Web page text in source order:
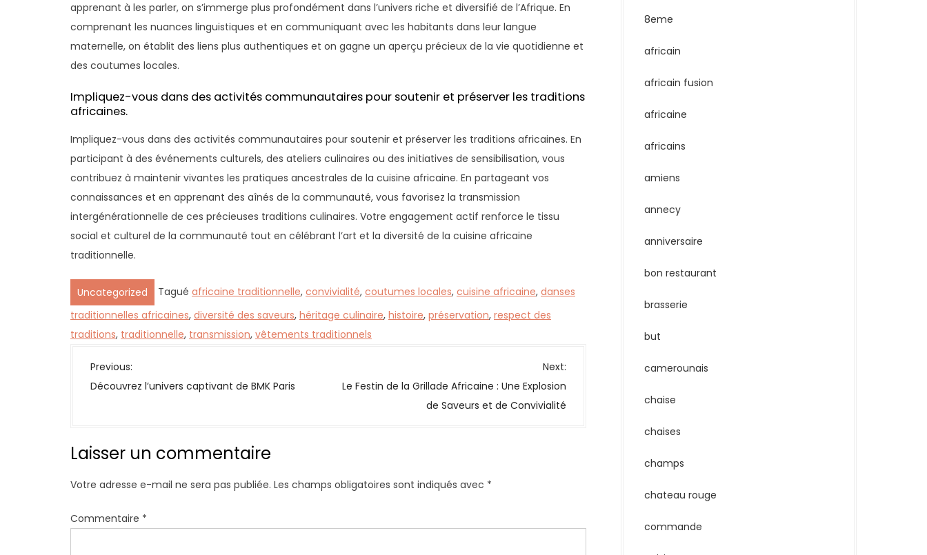
apprenant à les parler, on s’immerge plus profondément dans l’univers riche et diversifié de l’Afrique. En
comprenant les nuances linguistiques et en communiquant avec les habitants dans leur langue
maternelle, on établit des liens plus authentiques et on gagne un aperçu précieux de la vie quotidienne et
des coutumes locales.
Impliquez-vous dans des activités communautaires pour soutenir et préserver les traditions
africaines.
Impliquez-vous dans des activités communautaires pour soutenir et préserver les traditions africaines. En
participant à des événements culturels, des ateliers culinaires ou des initiatives de sensibilisation, vous
contribuez à maintenir vivantes les pratiques ancestrales de la cuisine africaine. En partageant vos
connaissances et en apprenant des aînés de la communauté, vous favorisez la transmission
intergénérationnelle de ces précieuses traditions culinaires. Votre engagement actif renforce le tissu
social et culturel de la communauté tout en célébrant l’art et la diversité de la cuisine africaine
traditionnelle.
Uncategorized Tagué africaine traditionnelle, convivialité, coutumes locales, cuisine africaine, danses
traditionnelles africaines, diversité des saveurs, héritage culinaire, histoire, préservation, respect des
traditions, traditionnelle, transmission, vêtements traditionnels
N
a
g
a
t
o
n
Previous:
Découvrez l’univers captivant de BMK Paris
Next:
Le Festin de la Grillade Africaine : Une Explosion
de Saveurs et de Convivialité
Laisser un commentaire
Votre adresse e-mail ne sera pas publiée. Les champs obligatoires sont indiqués avec *
Commentaire *
8eme
africain
africain fusion
africaine
africains
amiens
annecy
anniversaire
bon restaurant
brasserie
but
camerounais
chaise
chaises
champs
chateau rouge
commande